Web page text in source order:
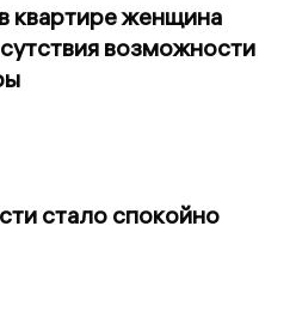
квартире женщина
возможности
стало спокойно